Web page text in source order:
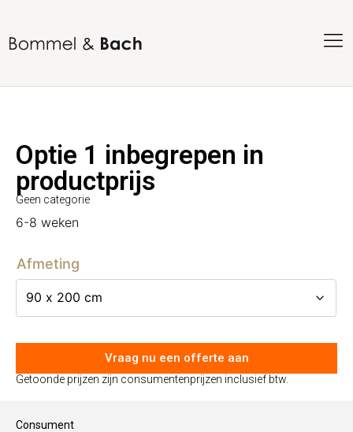
Optie 1 inbegrepen in
productprijs
Geen categorie
6-8 weken
Afmeting
Vraag nu een offerte aan
Getoonde prijzen zijn consumentenprijzen inclusief btw.
Consument